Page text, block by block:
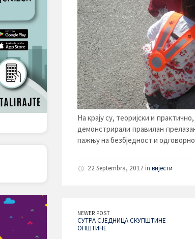
На крају су, теоријски и
демонстрирали правилан
пажњу на безбједност и
22 Septembra, 2017 in вијести
NEWER POST
СУТРА СЈЕДНИЦА СКУПШТИНЕ
ОПШТИНЕ